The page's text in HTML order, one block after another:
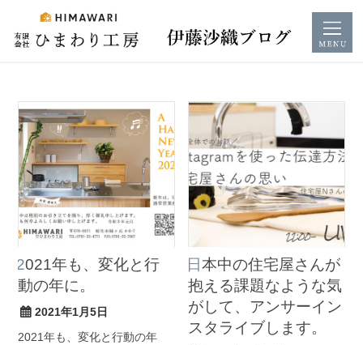
2021年も、変化と行
動の年に。
2021年1月5日
2021年も、変化と行動の年
日本中の住宅屋さんが
抱える課題なような気
がして、アンサーイン
スタライブします。